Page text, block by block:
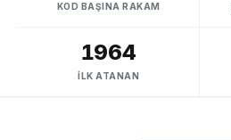
KOD BAŞINA RAKAM
1964
İLK ATANAN